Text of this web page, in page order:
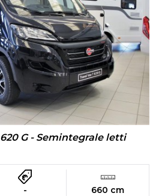
G - Semintegrale letti
- 660 cm